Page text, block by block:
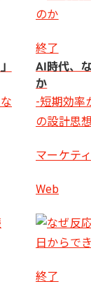
終了
AI時代、
か
-短期効率
の設計思
マーケテ
Web
終了